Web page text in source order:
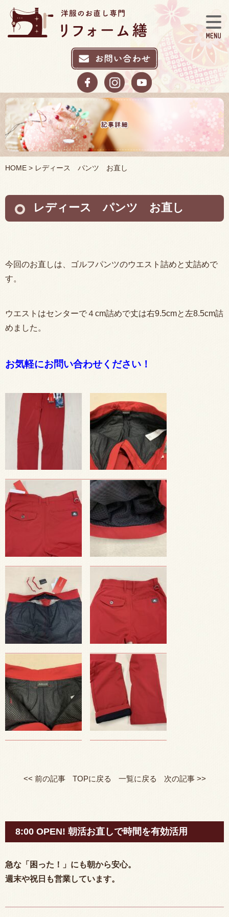
HOME > レディース パンツ お直し
レディース パンツ お直し
今回のお直しは、ゴルフパンツのウエスト詰めと丈詰めで
す。
ウエストはセンターで４cm詰めで丈は右9.5cmと左8.5cm詰
めました。
お気軽にお問い合わせください！
<< 前の記事 TOPに戻る 一覧に戻る 次の記事 >>
8:00 OPEN! 朝活お直しで時間を有効活用
急な「困った！」にも朝から安心。
週末や祝日も営業しています。